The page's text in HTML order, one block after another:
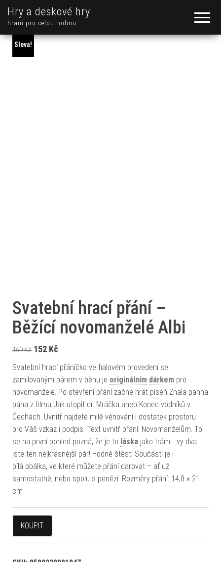
Hry a deskové hry
hraní pro celou rodinu
Sleva!
Svatební hrací přání –
Běžící novomanželé Albi
169Kč Původní cena byla: 169 Kč.
152 Kč
Svatební hrací přáníčko ve fialovém provedení se
zamilovaným párem v běhu je originálním dárkem pro
novomanžele. Po otevření přání začne hrát píseň Znala panna
pána z filmu Jak utopit dr. Mráčka aneb Konec vodníků v
Čechách. Uvnitř najdete milé věnování i dostatek prostoru
pro Váš vzkaz i podpis. Text uvnitř přání: Novomanželům. To
se na první pohled pozná, že je to láska jako trám… vy dva
jste ten nejkrásnější pár! Hodně štěstí Součástí je i
bílá obálka, ve které můžete přání darovat – ať už
samostatně, nebo spolu s penězi. Rozměry přání: 14,8 × 21
cm
KOUPIT